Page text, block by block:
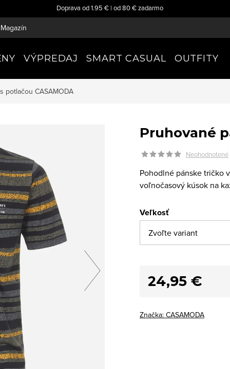
Doprava od 1.95 € | od 80 € zadarmo
Magazín
VÝPREDAJ SMART CASUAL OUTFITY
potlačou CASAMODA
Pruhované
Neohodnotené
Pohodlné pánske tričko
voľnočasový kúsok na
Veľkosť
24,95 €
Značka: CASAMODA